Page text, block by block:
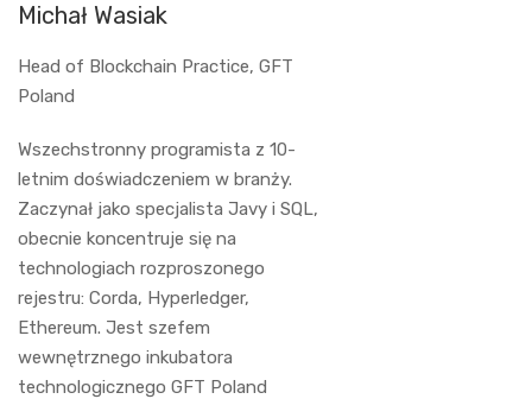
Michał Wasiak
Head of Blockchain Practice, GFT
Poland
Wszechstronny programista z 10-
letnim doświadczeniem w branży.
Zaczynał jako specjalista Javy i SQL,
obecnie koncentruje się na
technologiach rozproszonego
rejestru: Corda, Hyperledger,
Ethereum. Jest szefem
wewnętrznego inkubatora
technologicznego GFT Poland